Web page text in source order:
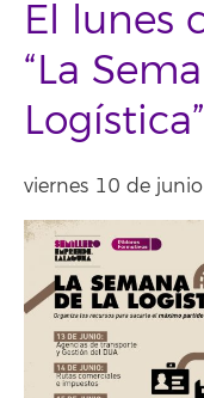
El lunes
“La
Logística”
viernes 10 de